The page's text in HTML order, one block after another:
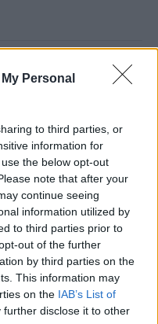
Personal
to third parties, or
information for
the below opt-out
note that after your
continue seeing
information utilized by
to third parties prior to
out of the further
by third parties on the
This information may
on the IAB’s List of
further disclose it to other
Τώρα
με το δέρμα μου,
να κρύβομαι
έχω ροδόχρου ακμή, η
από τις ορμόνες της
ανέφερε η ηθοποιός
παρτάρουν σε
μέσα σε...
αντίδραση του